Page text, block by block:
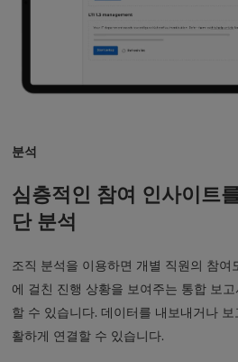
분석
심층적인 참여 인사이트
단 분석
조직 분석을 이용하면 개별 직원의 참
에 걸친 진행 상황을 보여주는 통합 보
할 수 있습니다. 데이터를 내보내거나
활하게 연결할 수 있습니다.